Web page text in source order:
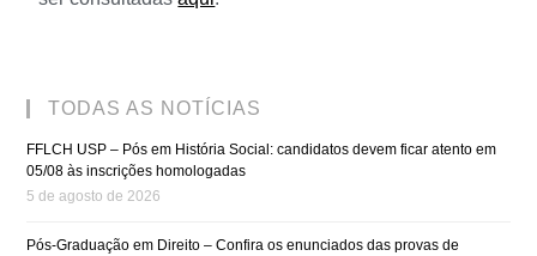
TODAS AS NOTÍCIAS
FFLCH USP – Pós em História Social: candidatos devem ficar atento em
05/08 às inscrições homologadas
5 de agosto de 2026
Pós-Graduação em Direito – Confira os enunciados das provas de